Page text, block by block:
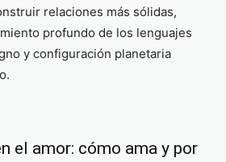
relaciones más sólidas,
profundo de los lenguajes
y configuración planetaria
el amor: cómo ama y por